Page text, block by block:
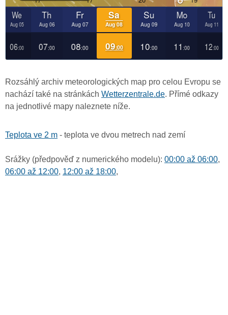
Rozsáhlý archiv meteorologických map pro celou Evropu se
nachází také na stránkách Wetterzentrale.de. Přímé odkazy
na jednotlivé mapy naleznete níže.
Teplota ve 2 m - teplota ve dvou metrech nad zemí
Srážky (předpověď z numerického modelu): 00:00 až 06:00,
06:00 až 12:00, 12:00 až 18:00,